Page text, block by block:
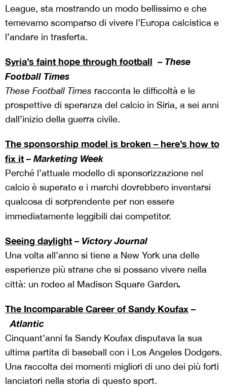
League, sta mostrando un modo bellissimo e che
temevamo scomparso di vivere l’Europa calcistica e
l’andare in trasferta.
Syria’s faint hope through football – These
Football Times
These Football Times racconta le difficoltà e le
prospettive di speranza del calcio in Siria, a sei anni
dall’inizio della guerra civile.
The sponsorship model is broken – here’s how to
fix it – Marketing Week
Perché l’attuale modello di sponsorizzazione nel
calcio è superato e i marchi dovrebbero inventarsi
qualcosa di sorprendente per non essere
immediatamente leggibili dai competitor.
Seeing daylight – Victory Journal
Una volta all’anno si tiene a New York una delle
esperienze più strane che si possano vivere nella
città: un rodeo al Madison Square Garden.
The Incomparable Career of Sandy Koufax –
Atlantic
Cinquant’anni fa Sandy Koufax disputava la sua
ultima partita di baseball con i Los Angeles Dodgers.
Una raccolta dei momenti migliori di uno dei più forti
lanciatori nella storia di questo sport.